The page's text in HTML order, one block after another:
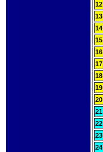
12
13
14
15
16
17
18
19
20
21
22
23
24